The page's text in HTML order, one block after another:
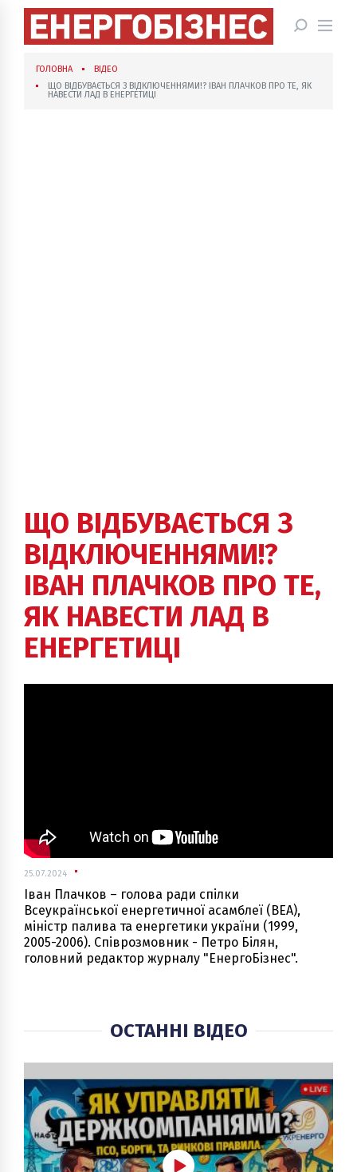
ГОЛОВНА
ВІДЕО
ЩО ВІДБУВАЄТЬСЯ З ВІДКЛЮЧЕННЯМИ!? ІВАН ПЛАЧКОВ ПРО ТЕ, ЯК
НАВЕСТИ ЛАД В ЕНЕРГЕТИЦІ
ЩО ВІДБУВАЄТЬСЯ З
ВІДКЛЮЧЕННЯМИ!?
ІВАН ПЛАЧКОВ ПРО ТЕ,
ЯК НАВЕСТИ ЛАД В
ЕНЕРГЕТИЦІ
25.07.2024
Іван Плачков – голова ради спілки
Всеукраїнської енергетичної асамблеї (ВЕА),
міністр палива та енергетики україни (1999,
2005-2006). Співрозмовник - Петро Білян,
головний редактор журналу "ЕнергоБізнес".
ОСТАННІ ВІДЕО